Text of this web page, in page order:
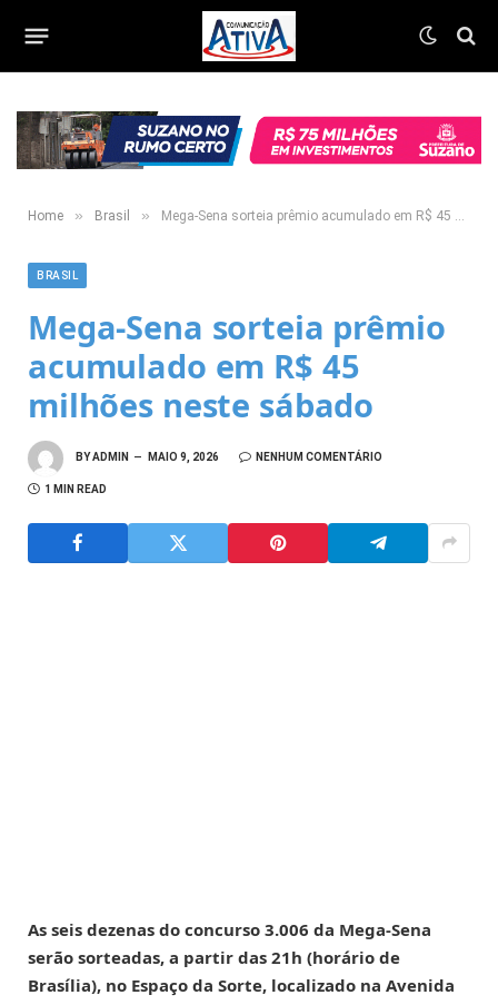
Home » Brasil » Mega-Sena sorteia prêmio acumulado em R$ 45 milhões neste sábado
BRASIL
Mega-Sena sorteia prêmio
acumulado em R$ 45
milhões neste sábado
BYADMIN MAIO 9, 2026 NENHUM COMENTÁRIO
1 MIN READ
As seis dezenas do concurso 3.006 da Mega-Sena
serão sorteadas, a partir das 21h (horário de
Brasília), no Espaço da Sorte, localizado na Avenida